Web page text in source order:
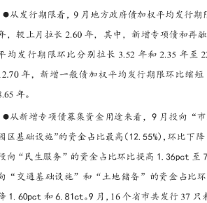
务、消化政府拖欠企业账款外，还安排额度用
券市场调整影响，近期地方债发行利率中枢
率多数上行。具体看，9月1年期、2年期地方
20年期和30年期地方债发行利率环比分别上行
30年期地方债发行利差环比分别下行2.78bps、
环比分别上行0.07bps、3.70bps、4.46bps、
中，新增专项债和再融资债加权平均发行期限
比缩短1.28年至8.65年。 从期限结构看，9月
、6.30pct和2.35pct；7年期和30年期地方债发
基础设施”的规模为519亿元、“土地储备”229
比下降13.08pct。9月特殊新增专项债占比超过